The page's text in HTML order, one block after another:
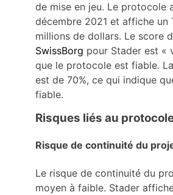
de mise en jeu. Le protocole
décembre 2021 et affiche un
millions de dollars. Le score
SwissBorg pour Stader est «
que le protocole est fiable.
est de 70%, ce qui indique
fiable.
Risques liés au
Risque de continuité du
Le risque de continuité du
moyen à faible. Stader